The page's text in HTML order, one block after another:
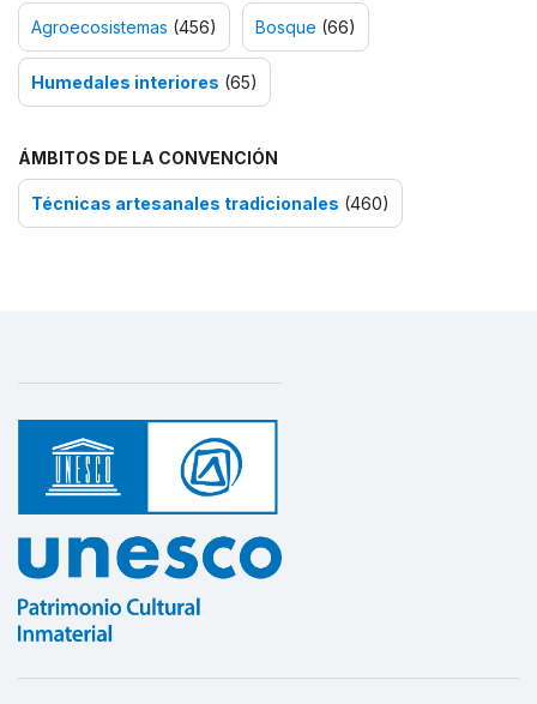
Agroecosistemas (456) Bosque (66)
Humedales interiores (65)
ÁMBITOS DE LA CONVENCIÓN
Técnicas artesanales tradicionales (460)